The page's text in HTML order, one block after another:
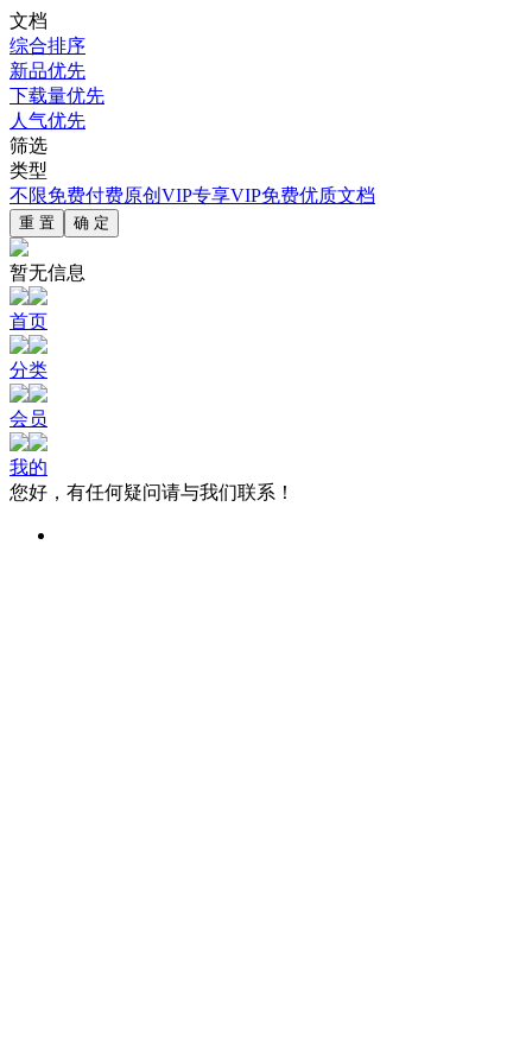
文档
综合排序
新品优先
下载量优先
人气优先
筛选
类型
不限免费付费原创 VIP专享VIP免费优质文档
重 置 确 定
暂无信息
首页
分类
会员
我的
您好，有任何疑问请与我们联系！